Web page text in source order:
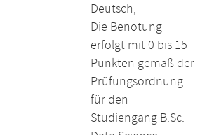
Deutsch,
Die Benotung
erfolgt mit 0 bis 15
Punkten gemäß der
Prüfungsordnung
für den
Studiengang B.Sc.